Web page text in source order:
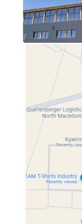
Click to
Кујни
Lisa
Available for purchase.
Compare
Categories: Кујни,